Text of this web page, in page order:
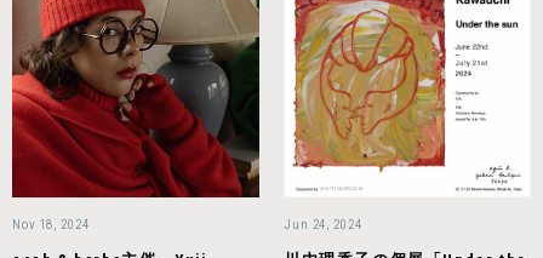
Nov 18, 2024 Jun 24, 2024